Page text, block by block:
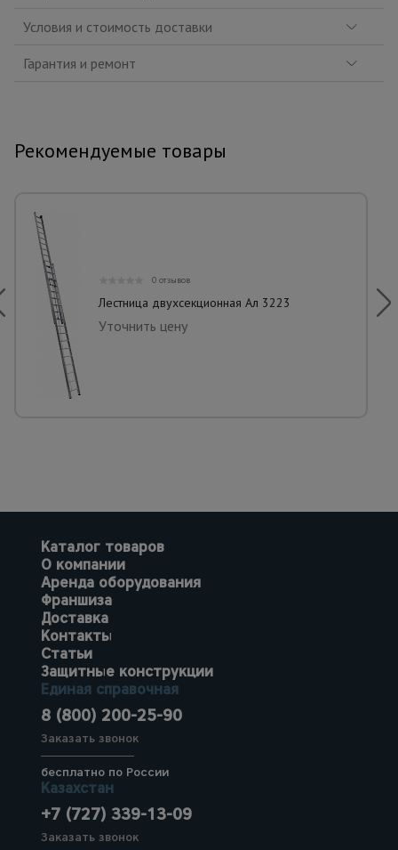
Условия и стоимость доставки
Гарантия и ремонт
Рекомендуемые товары
0 отзывов
Лестница двухсекционная Ал 3223
Уточнить цену
Каталог товаров
О компании
Аренда оборудования
Франшиза
Доставка
Контакты
Статьи
Защитные конструкции
Единая справочная
8 (800) 200-25-90
Заказать звонок
бесплатно по России
Казахстан
+7 (727) 339-13-09
Заказать звонок